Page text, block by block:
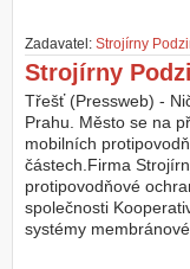
N
a
š
e
s
l
u
ž
b
Zadavatel: Strojírny
Strojírny
Třešť (Pressweb) -
Prahu. Město se na
mobilních
částech.Firma
protipovodňové
společnosti
systémy